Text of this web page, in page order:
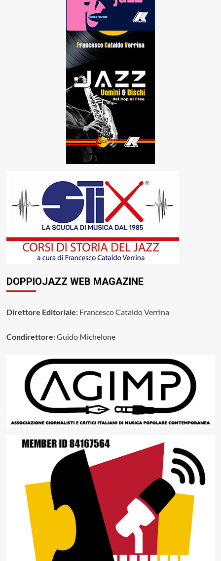
DOPPIOJAZZ WEB MAGAZINE
Direttore Editoriale: Francesco Cataldo Verrina
Condirettore: Guido Michelone